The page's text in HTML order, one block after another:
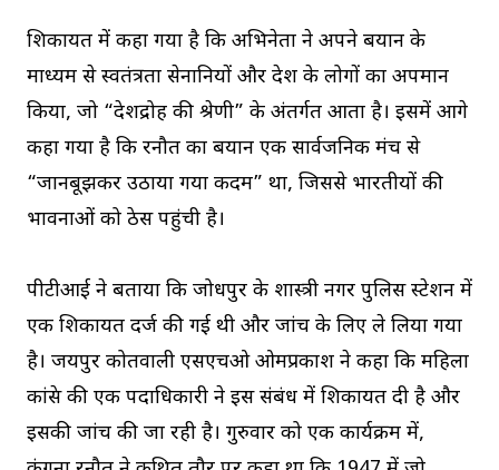
शिकायत में कहा गया है कि अभिनेता ने अपने बयान के
माध्यम से स्वतंत्रता सेनानियों और देश के लोगों का अपमान
किया, जो “देशद्रोह की श्रेणी” के अंतर्गत आता है। इसमें आगे
कहा गया है कि रनौत का बयान एक सार्वजनिक मंच से
“जानबूझकर उठाया गया कदम” था, जिससे भारतीयों की
भावनाओं को ठेस पहुंची है।
पीटीआई ने बताया कि जोधपुर के शास्त्री नगर पुलिस स्टेशन में
एक शिकायत दर्ज की गई थी और जांच के लिए ले लिया गया
है। जयपुर कोतवाली एसएचओ ओमप्रकाश ने कहा कि महिला
कांग्रेस की एक पदाधिकारी ने इस संबंध में शिकायत दी है और
इसकी जांच की जा रही है। गुरुवार को एक कार्यक्रम में,